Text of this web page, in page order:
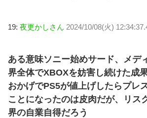
19: 夜更かしさん 2024/10/08(火)
ある意味ソニー始めサード、メデ
界全体でXBOXを妨害し続けた成
おかげでPS5が値上げしたらプレ
ことになったのは皮肉だが、リス
界の自業自得だろう